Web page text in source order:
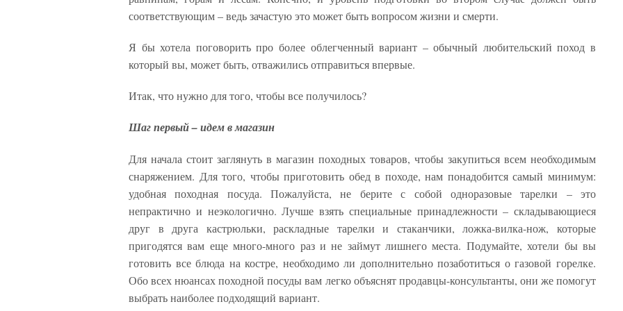
соответствующим – ведь зачастую это может быть вопросом жизни и смерти.
Я бы хотела поговорить про более облегченный вариант – обычный любительский поход в
который вы, может быть, отважились отправиться впервые.
Итак, что нужно для того, чтобы все получилось?
Шаг первый – идем в магазин
Для начала стоит заглянуть в магазин походных товаров, чтобы закупиться всем необходимым
снаряжением. Для того, чтобы приготовить обед в походе, нам понадобится самый минимум:
удобная походная посуда. Пожалуйста, не берите с собой одноразовые тарелки – это
непрактично и неэкологично. Лучше взять специальные принадлежности – складывающиеся
друг в друга кастрюльки, раскладные тарелки и стаканчики, ложка-вилка-нож, которые
пригодятся вам еще много-много раз и не займут лишнего места. Подумайте, хотели бы вы
готовить все блюда на костре, необходимо ли дополнительно позаботиться о газовой горелке.
Обо всех нюансах походной посуды вам легко объяснят продавцы-консультанты, они же помогут
выбрать наиболее подходящий вариант.